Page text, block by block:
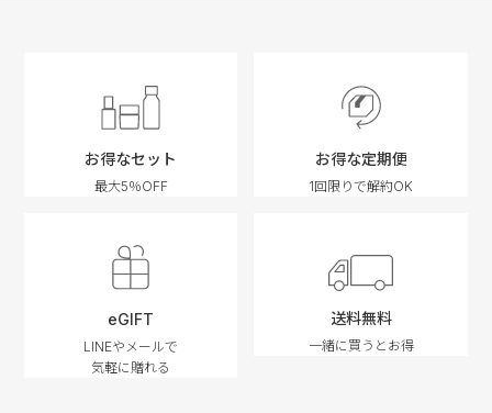
お得なセット
最大5％OFF
お得な定期便
1回限りで解約OK
eGIFT
LINEやメールで
気軽に贈れる
送料無料
一緒に買うとお得